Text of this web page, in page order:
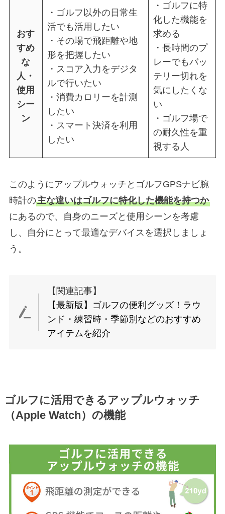
おす
すめ
な
人・
使用
シー
ン
・ゴルフ以外の日常生
活でも活用したい
・その場で飛距離や地
形を把握したい
・スコア入力をデジタ
ルで行いたい
・消費カロリーを計測
したい
・スマート決済を利用
したい
・ゴルフに特
化した機能を
求める
・長時間のプ
レーでもバッ
テリー切れを
気にしたくな
い
・ゴルフ場で
の耐久性を重
視する人
このようにアップルウォッチとゴルフGPSナビ腕
時計の主な違いはゴルフに特化した機能を持つか
にあるので、自身のニーズと使用シーンを考慮
し、自分にとって最適なデバイスを選択しましょ
う。
【関連記事】
【最新版】ゴルフの便利グッズ！ラウ
ンド・練習時・季節別などのおすすめ
アイテムを紹介
ゴルフに活用できるアップルウォッチ
（Apple Watch）の機能